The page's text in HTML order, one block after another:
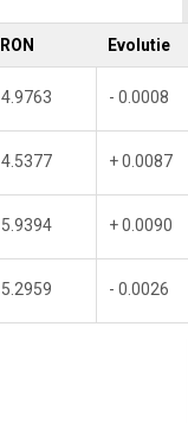
RON Evolutie
4.9763 - 0.0008
4.5377 + 0.0087
5.9394 + 0.0090
5.2959 - 0.0026